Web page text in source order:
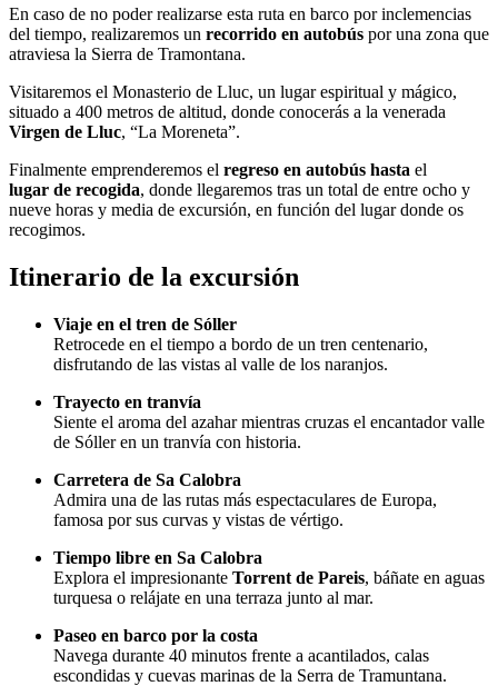
En caso de no poder realizarse esta ruta en barco por inclemencias
del tiempo, realizaremos un recorrido en autobús por una zona que
atraviesa la Sierra de Tramontana.
Visitaremos el Monasterio de Lluc, un lugar espiritual y mágico,
situado a 400 metros de altitud, donde conocerás a la venerada
Virgen de Lluc, “La Moreneta”.
Finalmente emprenderemos el regreso en autobús hasta el
lugar de recogida, donde llegaremos tras un total de entre ocho y
nueve horas y media de excursión, en función del lugar donde os
recogimos.
Itinerario de la excursión
Viaje en el tren de Sóller
Retrocede en el tiempo a bordo de un tren centenario,
disfrutando de las vistas al valle de los naranjos.
Trayecto en tranvía
Siente el aroma del azahar mientras cruzas el encantador valle
de Sóller en un tranvía con historia.
Carretera de Sa Calobra
Admira una de las rutas más espectaculares de Europa,
famosa por sus curvas y vistas de vértigo.
Tiempo libre en Sa Calobra
Explora el impresionante Torrent de Pareis, báñate en aguas
turquesa o relájate en una terraza junto al mar.
Paseo en barco por la costa
Navega durante 40 minutos frente a acantilados, calas
escondidas y cuevas marinas de la Serra de Tramuntana.